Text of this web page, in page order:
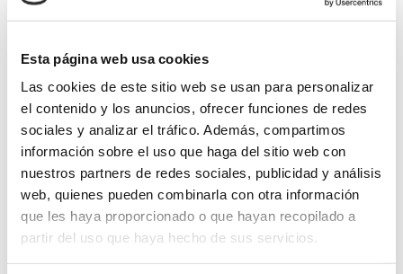
Esta página web usa cookies
Las cookies de este sitio web se usan para personalizar
el contenido y los anuncios, ofrecer funciones de redes
sociales y analizar el tráfico. Además, compartimos
información sobre el uso que haga del sitio web con
nuestros partners de redes sociales, publicidad y análisis
web, quienes pueden combinarla con otra información
que les haya proporcionado o que hayan recopilado a
partir del uso que haya hecho de sus servicios.
Estos cinturones se fabrican uniendo la vela
para aportar grosor y resistencia. Posteriormente
se le cose un ribete de piel, que aporta cierto
volumen y protege la vela del desgaste. Ancho: 3,5
cms
Instrucciones para medir cinturón